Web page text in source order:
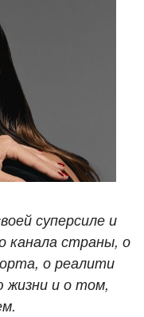
суперсиле и
канала страны, о
о реалити
жизни и о том,